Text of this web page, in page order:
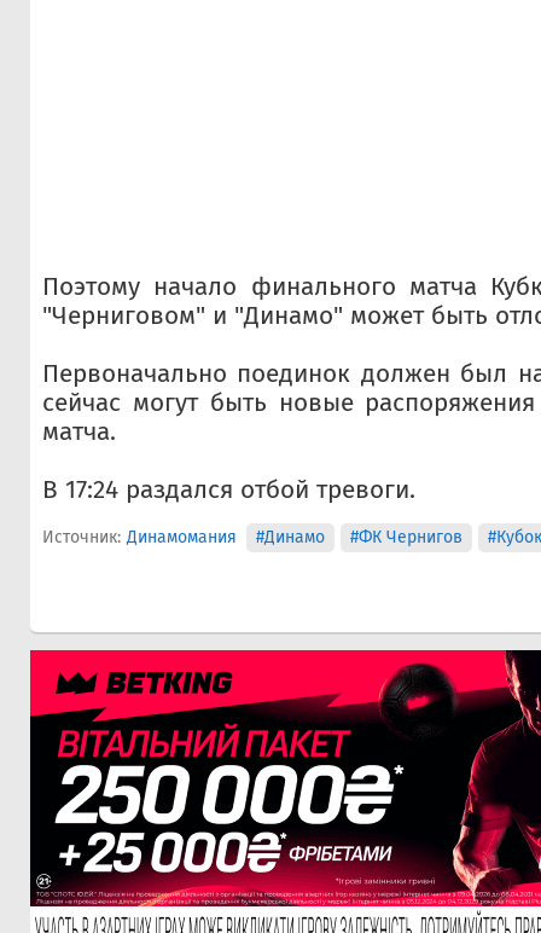
Поэтому начало финального матча
"Черниговом" и "Динамо" может быть
Первоначально поединок должен был
сейчас могут быть новые
матча.
В 17:24 раздался отбой тревоги.
Источник: Динамомания #Динамо #ФК Чернигов